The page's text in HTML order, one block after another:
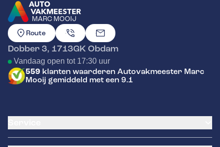
MARC MOOIJ
GA NAAR DE HOMEPAGINA
Route
Dobber 3, 1713GKObdam
Vandaag open tot 17:30 uur
559 klanten waarderen Autovakmeester Marc
Mooij gemiddeld met een 9.1